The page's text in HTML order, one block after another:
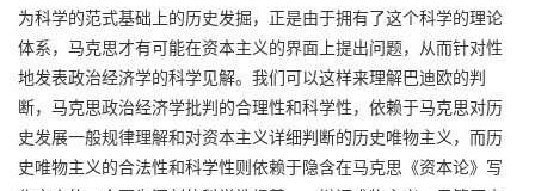
为科学的范式基础上的历史发掘，正是由于拥有了这个科学的理论
体系，马克思才有可能在资本主义的界面上提出问题，从而针对性
地发表政治经济学的科学见解。我们可以这样来理解巴迪欧的判
断，马克思政治经济学批判的合理性和科学性，依赖于马克思对历
史发展一般规律理解和对资本主义详细判断的历史唯物主义，而历
史唯物主义的合法性和科学性则依赖于隐含在马克思《资本论》写